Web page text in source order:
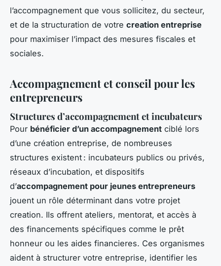
l’accompagnement que vous sollicitez, du secteur,
et de la structuration de votre creation entreprise
pour maximiser l’impact des mesures fiscales et
sociales.
Accompagnement et conseil pour les
entrepreneurs
Structures d’accompagnement et incubateurs
Pour bénéficier d’un accompagnement ciblé lors
d’une création entreprise, de nombreuses
structures existent : incubateurs publics ou privés,
réseaux d’incubation, et dispositifs
d’accompagnement pour jeunes entrepreneurs
jouent un rôle déterminant dans votre projet
creation. Ils offrent ateliers, mentorat, et accès à
des financements spécifiques comme le prêt
honneur ou les aides financieres. Ces organismes
aident à structurer votre entreprise, identifier les